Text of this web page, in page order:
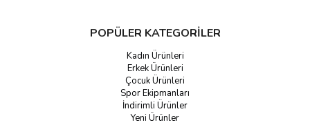
POPÜLER KATEGORİLER
Kadın Ürünleri
Erkek Ürünleri
Çocuk Ürünleri
Spor Ekipmanları
İndirimli Ürünler
Yeni Ürünler